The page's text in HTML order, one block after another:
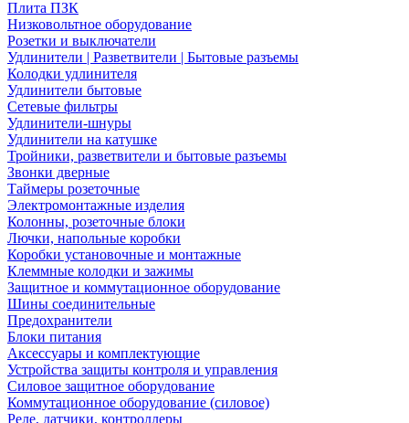
Плита ПЗК
Низковольтное оборудование
Розетки и выключатели
Удлинители | Разветвители | Бытовые разъемы
Колодки удлинителя
Удлинители бытовые
Сетевые фильтры
Удлинители-шнуры
Удлинители на катушке
Тройники, разветвители и бытовые разъемы
Звонки дверные
Таймеры розеточные
Электромонтажные изделия
Колонны, розеточные блоки
Лючки, напольные коробки
Коробки установочные и монтажные
Клеммные колодки и зажимы
Защитное и коммутационное оборудование
Шины соединительные
Предохранители
Блоки питания
Аксессуары и комплектующие
Устройства защиты контроля и управления
Силовое защитное оборудование
Коммутационное оборудование (силовое)
Реле, датчики, контроллеры